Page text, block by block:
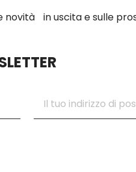
novità in uscita e sulle